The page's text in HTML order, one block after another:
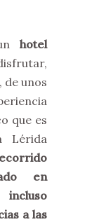
hotel
de unos
que es
Lérida
en
a las